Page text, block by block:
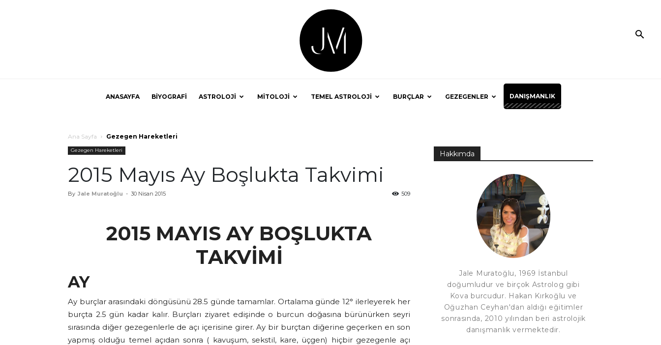
ANASAYFA BİYOGRAFİ ASTROLOJİ MİTOLOJİ TEMEL ASTROLOJİ BURÇLAR GEZEGENLER DANIŞMANLIK
Ana Sayfa Gezegen Hareketleri
Gezegen Hareketleri
2015 Mayıs Ay Boşlukta Takvimi
By Jale Muratoğlu - 30 Nisan 2015 509
2015 MAYIS AY BOŞLUKTA
TAKVİMİ
AY
Ay burçlar arasındaki döngüsünü 28.5 günde tamamlar. Ortalama günde 12° ilerleyerek her
burçta 2.5 gün kadar kalır. Burçları ziyaret edişinde o burcun doğasına bürünürken seyri
sırasında diğer gezegenlerle de açı içerisine girer. Ay bir burçtan diğerine geçerken en son
yapmış olduğu temel açıdan sonra ( kavuşum, sekstil, kare, üçgen) hiçbir gezegenle açı
Hakkımda
Jale Muratoğlu, 1969 İstanbul
doğumludur ve birçok Astrolog gibi
Kova burcudur. Hakan Kırkoğlu ve
Oğuzhan Ceyhan'dan aldığı eğitimler
sonrasında, 2010 yılından beri astrolojik
danışmanlık vermektedir.